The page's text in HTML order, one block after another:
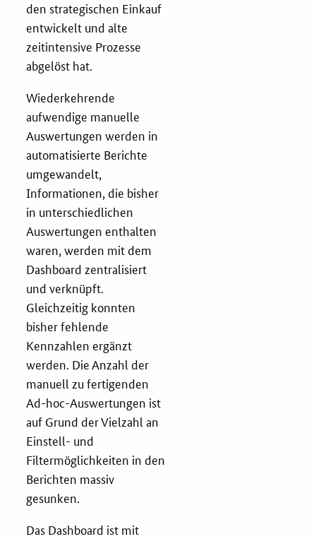
den strategischen Einkauf
entwickelt und alte
zeitintensive Prozesse
abgelöst hat.
Wiederkehrende
aufwendige manuelle
Auswertungen werden in
automatisierte Berichte
umgewandelt,
Informationen, die bisher
in unterschiedlichen
Auswertungen enthalten
waren, werden mit dem
Dashboard zentralisiert
und verknüpft.
Gleichzeitig konnten
bisher fehlende
Kennzahlen ergänzt
werden. Die Anzahl der
manuell zu fertigenden
Ad-hoc-Auswertungen ist
auf Grund der Vielzahl an
Einstell- und
Filtermöglichkeiten in den
Berichten massiv
gesunken.
Das Dashboard ist mit